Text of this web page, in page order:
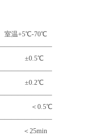
70℃
0.5℃